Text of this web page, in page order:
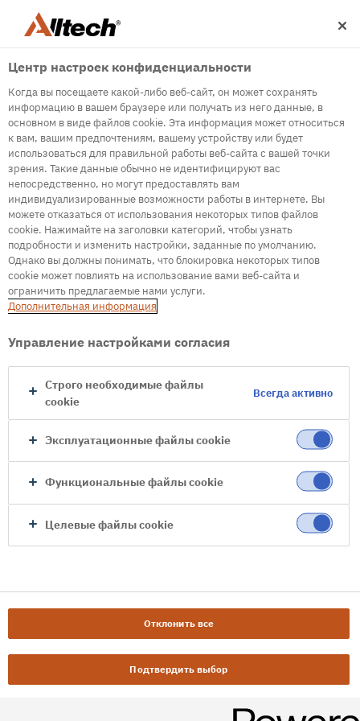
500
Internal Error Server
It seems we're experiencing some technical
difficulties. Try refreshing the page or go to the
homepage
Go to Homepage
Центр настроек конфиденциальности
Когда вы посещаете какой-либо веб-сайт, он может сохранять
информацию в вашем браузере или получать из него данные, в
основном в виде файлов cookie. Эта информация может относиться
к вам, вашим предпочтениям, вашему устройству или будет
использоваться для правильной работы веб-сайта с вашей точки
зрения. Такие данные обычно не идентифицируют вас
непосредственно, но могут предоставлять вам
индивидуализированные возможности работы в интернете. Вы
можете отказаться от использования некоторых типов файлов
cookie. Нажимайте на заголовки категорий, чтобы узнать
подробности и изменить настройки, заданные по умолчанию.
Однако вы должны понимать, что блокировка некоторых типов
cookie может повлиять на использование вами веб-сайта и
ограничить предлагаемые нами услуги.
Дополнительная информация
Управление настройками согласия
Строго необходимые файлы
cookie
Всегда активно
Эксплуатационные файлы cookie
Функциональные файлы cookie
Целевые файлы cookie
Отклонить все
Подтвердить выбор